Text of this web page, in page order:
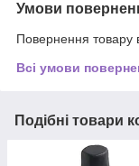
Умови
Повернення товару
Всі умови
Подібні товари